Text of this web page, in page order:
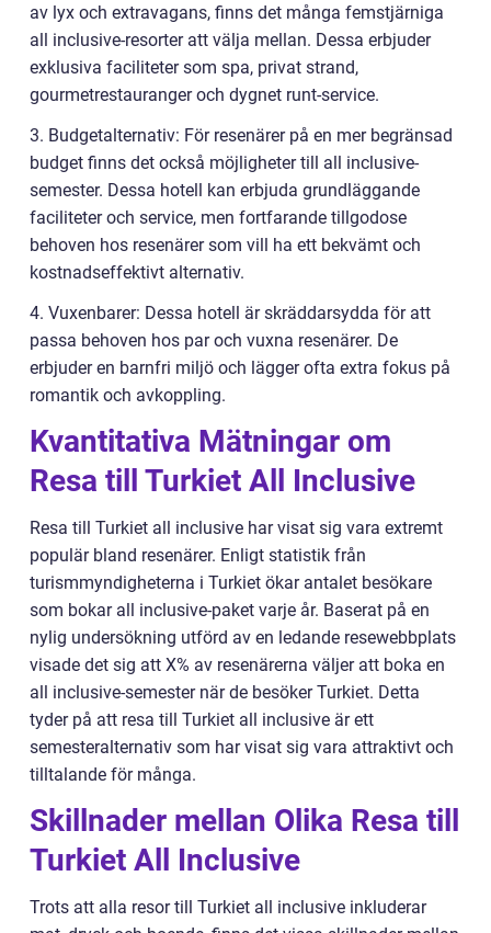
av lyx och extravagans, finns det många femstjärniga
all inclusive-resorter att välja mellan. Dessa erbjuder
exklusiva faciliteter som spa, privat strand,
gourmetrestauranger och dygnet runt-service.
3. Budgetalternativ: För resenärer på en mer begränsad
budget finns det också möjligheter till all inclusive-
semester. Dessa hotell kan erbjuda grundläggande
faciliteter och service, men fortfarande tillgodose
behoven hos resenärer som vill ha ett bekvämt och
kostnadseffektivt alternativ.
4. Vuxenbarer: Dessa hotell är skräddarsydda för att
passa behoven hos par och vuxna resenärer. De
erbjuder en barnfri miljö och lägger ofta extra fokus på
romantik och avkoppling.
Kvantitativa Mätningar om
Resa till Turkiet All Inclusive
Resa till Turkiet all inclusive har visat sig vara extremt
populär bland resenärer. Enligt statistik från
turismmyndigheterna i Turkiet ökar antalet besökare
som bokar all inclusive-paket varje år. Baserat på en
nylig undersökning utförd av en ledande resewebbplats
visade det sig att X% av resenärerna väljer att boka en
all inclusive-semester när de besöker Turkiet. Detta
tyder på att resa till Turkiet all inclusive är ett
semesteralternativ som har visat sig vara attraktivt och
tilltalande för många.
Skillnader mellan Olika Resa till
Turkiet All Inclusive
Trots att alla resor till Turkiet all inclusive inkluderar